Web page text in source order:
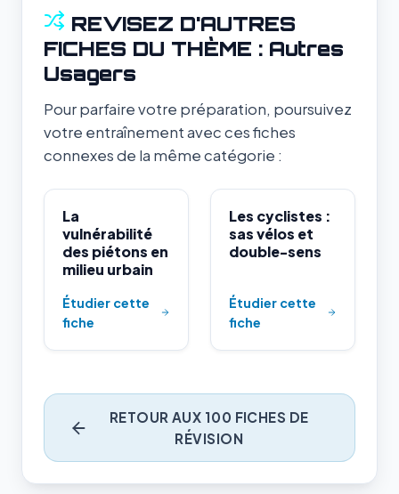
REVISEZ D'AUTRES
FICHES DU THÈME : Autres
Usagers
Pour parfaire votre préparation, poursuivez
votre entraînement avec ces fiches
connexes de la même catégorie :
La
vulnérabilité
des piétons en
milieu urbain
Étudier cette
fiche
Les cyclistes :
sas vélos et
double-sens
Étudier cette
fiche
RETOUR AUX 100 FICHES DE
RÉVISION